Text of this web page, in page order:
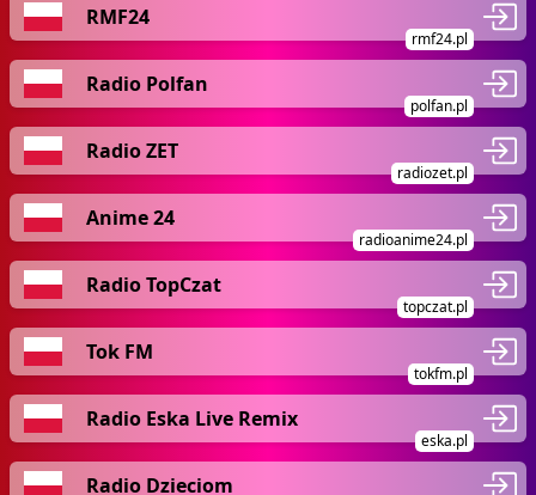
RMF24
rmf24.pl
Radio Polfan
polfan.pl
Radio ZET
radiozet.pl
Anime 24
radioanime24.pl
Radio TopCzat
topczat.pl
Tok FM
tokfm.pl
Radio Eska Live Remix
eska.pl
Radio Dzieciom